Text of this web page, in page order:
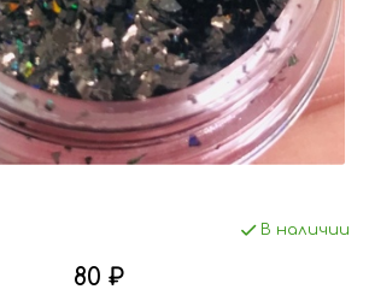
В наличии
80 ₽